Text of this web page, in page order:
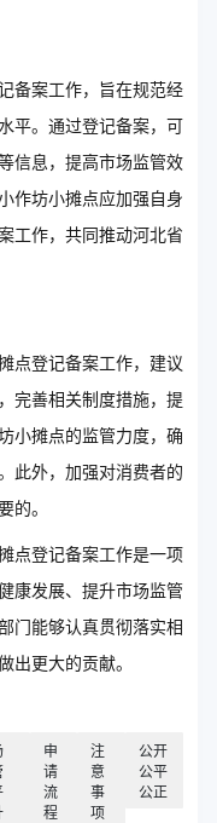
备案工作，旨在规范经
平。通过登记备案，可
信息，提高市场监管效
作坊小摊点应加强自身
工作，共同推动河北省
点登记备案工作，建议
完善相关制度措施，提
小摊点的监管力度，确
此外，加强对消费者的
的。
点登记备案工作是一项
康发展、提升市场监管
门能够认真贯彻落实相
出更大的贡献。
申
请
流
程
注
意
事
项
公开
公平
公正